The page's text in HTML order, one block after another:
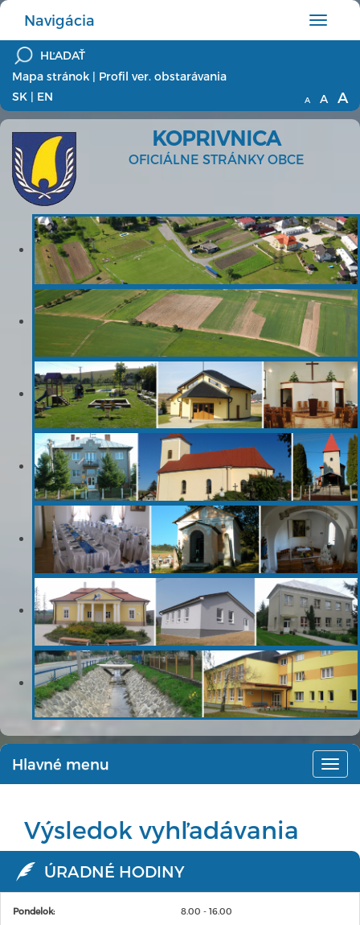
Hlavné
menu
Navigácia
Mapa stránok | Profil ver. obstarávania
SK | EN A A A
KOPRIVNICA
OFICIÁLNE STRÁNKY OBCE
Hlavné menu
Výsledok vyhľadávania
ÚRADNÉ HODINY
Pondelok:
8.00 - 16.00